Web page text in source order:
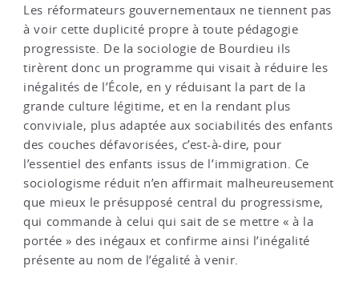
Les réformateurs gouvernementaux ne tiennent pas
à voir cette duplicité propre à toute pédagogie
progressiste. De la sociologie de Bourdieu ils
tirèrent donc un programme qui visait à réduire les
inégalités de l’École, en y réduisant la part de la
grande culture légitime, et en la rendant plus
conviviale, plus adaptée aux sociabilités des enfants
des couches défavorisées, c’est-à-dire, pour
l’essentiel des enfants issus de l’immigration. Ce
sociologisme réduit n’en affirmait malheureusement
que mieux le présupposé central du progressisme,
qui commande à celui qui sait de se mettre « à la
portée » des inégaux et confirme ainsi l’inégalité
présente au nom de l’égalité à venir.